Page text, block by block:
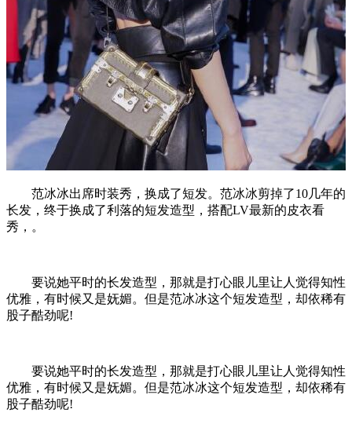
范冰冰出席时装秀，换成了短发。范冰冰剪掉了10几年的
长发，终于换成了利落的短发造型，搭配LV最新的皮衣看
秀，。
要说她平时的长发造型，那就是打心眼儿里让人觉得知性
优雅，有时候又是妩媚。但是范冰冰这个短发造型，却依稀有
股子酷劲呢!
要说她平时的长发造型，那就是打心眼儿里让人觉得知性
优雅，有时候又是妩媚。但是范冰冰这个短发造型，却依稀有
股子酷劲呢!